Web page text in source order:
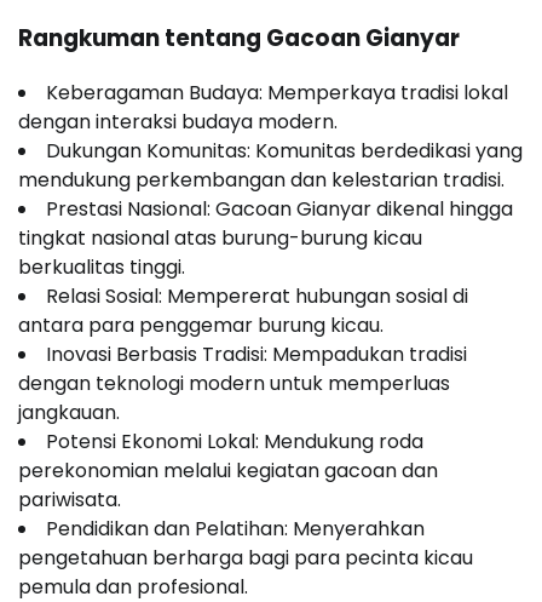
Rangkuman tentang Gacoan Gianyar
Keberagaman Budaya: Memperkaya tradisi lokal
dengan interaksi budaya modern.
Dukungan Komunitas: Komunitas berdedikasi yang
mendukung perkembangan dan kelestarian tradisi.
Prestasi Nasional: Gacoan Gianyar dikenal hingga
tingkat nasional atas burung-burung kicau
berkualitas tinggi.
Relasi Sosial: Mempererat hubungan sosial di
antara para penggemar burung kicau.
Inovasi Berbasis Tradisi: Mempadukan tradisi
dengan teknologi modern untuk memperluas
jangkauan.
Potensi Ekonomi Lokal: Mendukung roda
perekonomian melalui kegiatan gacoan dan
pariwisata.
Pendidikan dan Pelatihan: Menyerahkan
pengetahuan berharga bagi para pecinta kicau
pemula dan profesional.